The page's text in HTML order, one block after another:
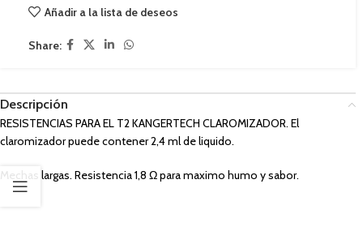
Añadir a la lista de deseos
Share:
Descripción
RESISTENCIAS PARA EL T2 KANGERTECH CLAROMIZADOR. El
claromizador puede contener 2,4 ml de liquido.
Mechas largas. Resistencia 1,8 Ω para maximo humo y sabor.